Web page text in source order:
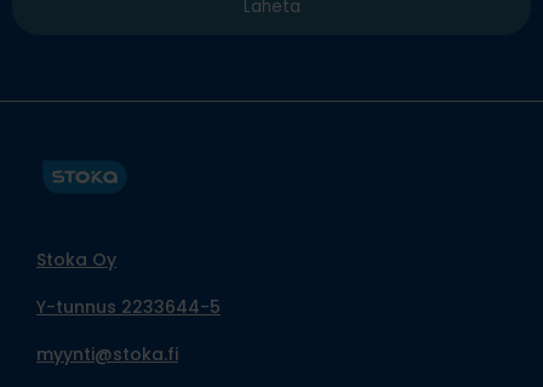
Stoka Oy
Y-tunnus 2233644-5
myynti@stoka.fi